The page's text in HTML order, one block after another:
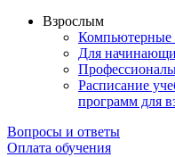
Взрослым
Компьютерные
Для
Расписание
программ для
Вопросы и ответы
Оплата обучения